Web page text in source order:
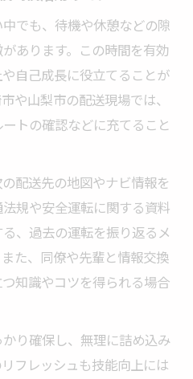
でも、待機や休憩などの隙
あります。この時間を有効
自己成長に役立てることが
や山梨市の配送現場では、
トの確認などに充てること
配送先の地図やナビ情報を
規や安全運転に関する資料
、過去の運転を振り返るメ
た、同僚や先輩と情報交換
知識やコツを得られる場合
り確保し、無理に詰め込み
フレッシュも技能向上には